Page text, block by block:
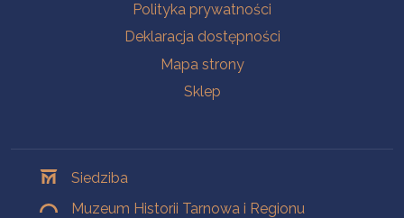
Polityka prywatności
Deklaracja dostępności
Mapa strony
Sklep
Siedziba
Muzeum Historii Tarnowa i Regionu